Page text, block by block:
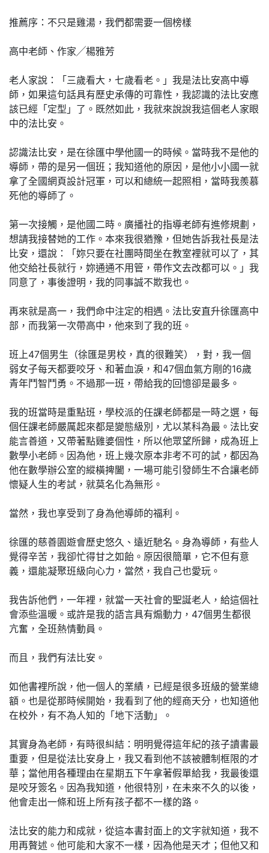
推薦序：不只是雞湯，我們都需要一個榜樣
高中老師、作家╱楊雅芳
老人家說：「三歲看大，七歲看老。」我是法比安高中導
師，如果這句話具有歷史承傳的可靠性，我認識的法比安應
該已經「定型」了。既然如此，我就來說說我這個老人家眼
中的法比安。
認識法比安，是在徐匯中學他國一的時候。當時我不是他的
導師，帶的是另一個班；我知道他的原因，是他小小國一就
拿了全國網頁設計冠軍，可以和總統一起照相，當時我羨慕
死他的導師了。
第一次接觸，是他國二時。廣播社的指導老師有進修規劃，
想請我接替她的工作。本來我很猶豫，但她告訴我社長是法
比安，還說：「妳只要在社團時間坐在教室裡就可以了，其
他交給社長就行，妳通通不用管，帶作文去改都可以。」我
同意了，事後證明，我的同事誠不欺我也。
再來就是高一，我們命中注定的相遇。法比安直升徐匯高中
部，而我第一次帶高中，他來到了我的班。
班上47個男生（徐匯是男校，真的很難笑），對，我一個
弱女子每天都要咬牙、和著血淚，和47個血氣方剛的16歲
青年鬥智鬥勇。不過那一班，帶給我的回憶卻是最多。
我的班當時是重點班，學校派的任課老師都是一時之選，每
個任課老師嚴厲起來都是變態級別，尤以某科為最。法比安
能言善道，又帶著點雞婆個性，所以他眾望所歸，成為班上
數學小老師。因為他，班上幾次原本非考不可的試，都因為
他在數學辦公室的縱橫捭闔，一場可能引發師生不合讓老師
懷疑人生的考試，就莫名化為無形。
當然，我也享受到了身為他導師的福利。
徐匯的慈善園遊會歷史悠久、遠近馳名。身為導師，有些人
覺得辛苦，我卻忙得甘之如飴。原因很簡單，它不但有意
義，還能凝聚班級向心力，當然，我自己也愛玩。
我告訴他們，一年裡，就當一天社會的聖誕老人，給這個社
會添些溫暖。或許是我的語言具有煽動力，47個男生都很
亢奮，全班熱情動員。
而且，我們有法比安。
如他書裡所說，他一個人的業績，已經是很多班級的營業總
額。也是從那時候開始，我看到了他的經商天分，也知道他
在校外，有不為人知的「地下活動」。
其實身為老師，有時很糾結：明明覺得這年紀的孩子讀書最
重要，但是從法比安身上，我又看到他不該被體制框限的才
華；當他用各種理由在星期五下午拿著假單給我，我最後還
是咬牙簽名。因為我知道，他很特別，在未來不久的以後，
他會走出一條和班上所有孩子都不一樣的路。
法比安的能力和成就，從這本書封面上的文字就知道，我不
用再贅述。他可能和大家不一樣，因為他是天才；但他又和